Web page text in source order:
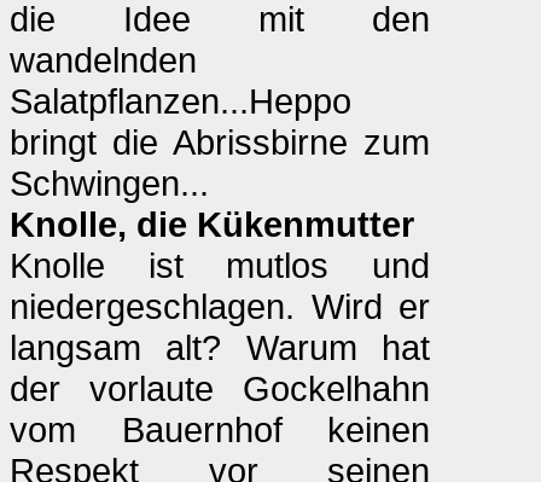
die Idee mit den
wandelnden
Salatpflanzen...Heppo
bringt die Abrissbirne zum
Schwingen...
Knolle, die Kükenmutter
Knolle ist mutlos und
niedergeschlagen. Wird er
langsam alt? Warum hat
der vorlaute Gockelhahn
vom Bauernhof keinen
Respekt vor seinen